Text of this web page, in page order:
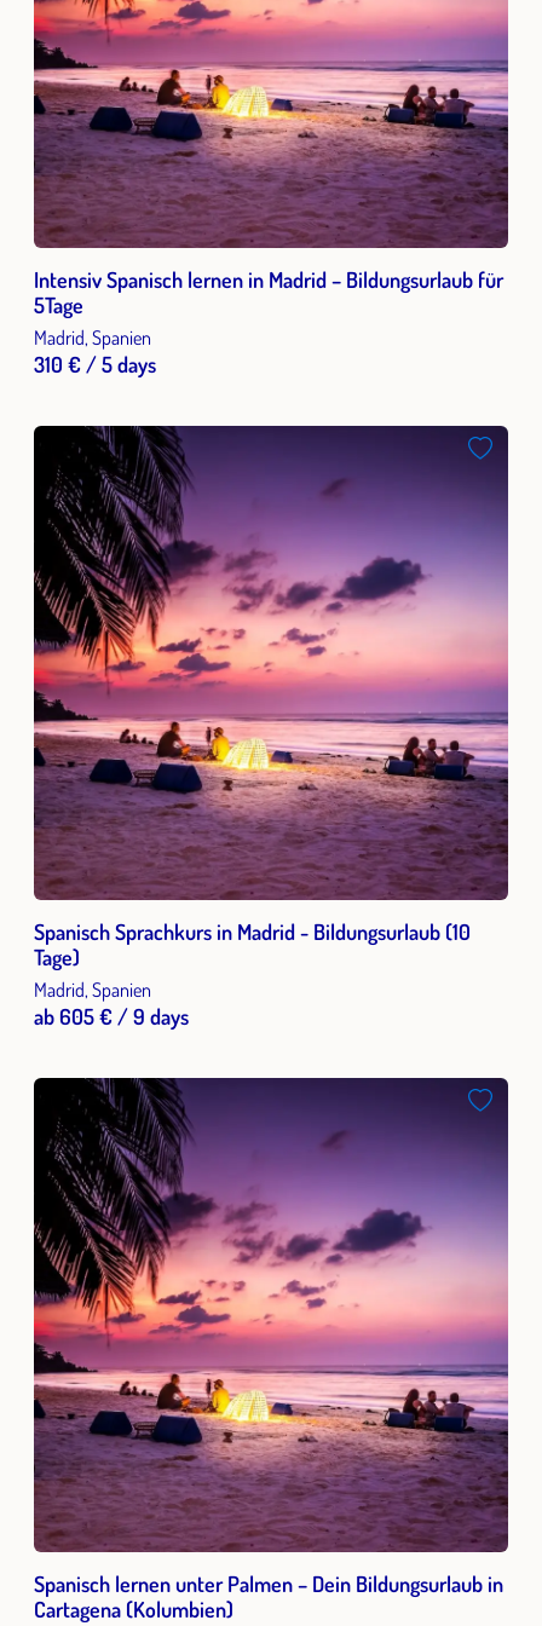
Intensiv Spanisch lernen in Madrid – Bildungsurlaub für
5Tage
Madrid, Spanien
310 € / 5 days
Spanisch Sprachkurs in Madrid - Bildungsurlaub (10
Tage)
Madrid, Spanien
ab 605 € / 9 days
Spanisch lernen unter Palmen – Dein Bildungsurlaub in
Cartagena (Kolumbien)